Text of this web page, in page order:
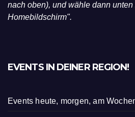
nach oben), und wähle dann
Homebildschirm".
EVENTS IN DEINER REGION!
Events heute, morgen, am